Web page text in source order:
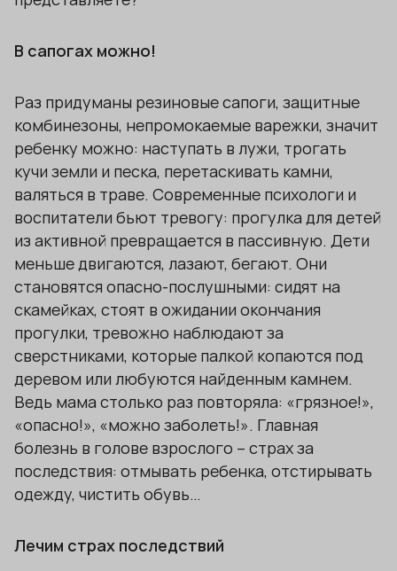
В сапогах можно!
Раз придуманы резиновые сапоги, защитные
комбинезоны, непромокаемые варежки, значит
ребенку можно: наступать в лужи, трогать
кучи земли и песка, перетаскивать камни,
валяться в траве. Современные психологи и
воспитатели бьют тревогу: прогулка для детей
из активной превращается в пассивную. Дети
меньше двигаются, лазают, бегают. Они
становятся опасно-послушными: сидят на
скамейках, стоят в ожидании окончания
прогулки, тревожно наблюдают за
сверстниками, которые палкой копаются под
деревом или любуются найденным камнем.
Ведь мама столько раз повторяла: «грязное!»,
«опасно!», «можно заболеть!». Главная
болезнь в голове взрослого – страх за
последствия: отмывать ребенка, отстирывать
одежду, чистить обувь…
Лечим страх последствий